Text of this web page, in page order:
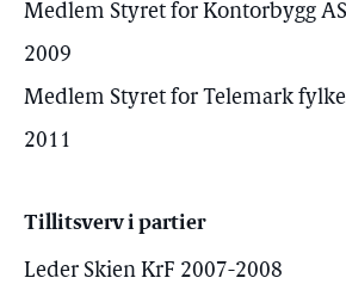
Medlem Styret for Kontorbygg
2009
Medlem Styret for Telemark
2011
Tillitsverv i partier
Leder Skien KrF 2007-2008